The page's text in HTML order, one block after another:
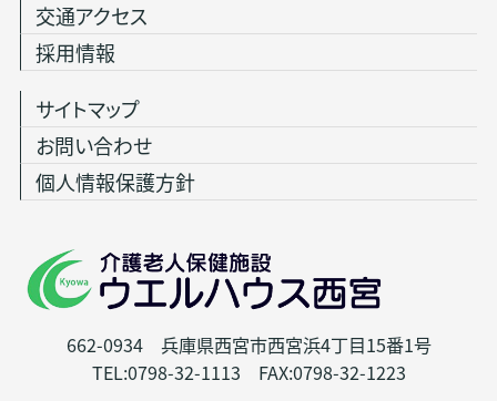
662-0934 兵庫県西宮市西宮浜4丁目15番1号
TEL:0798-32-1113 FAX:0798-32-1223
交通アクセス
採用情報
サイトマップ
お問い合わせ
個人情報保護方針